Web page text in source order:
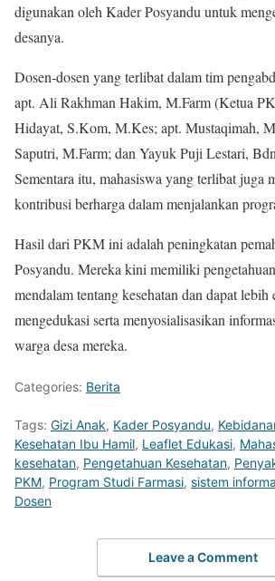
digunakan oleh Kader Posyandu untuk
desanya.
Dosen-dosen yang terlibat dalam tim
apt. Ali Rakhman Hakim, M.Farm (Ketua
Hidayat, S.Kom, M.Kes; apt. Mustaqimah,
Saputri, M.Farm; dan Yayuk Puji Lestari,
Sementara itu, mahasiswa yang terlibat juga
kontribusi berharga dalam menjalankan
Hasil dari PKM ini adalah peningkatan
Posyandu. Mereka kini memiliki
mendalam tentang kesehatan dan dapat
mengedukasi serta menyosialisasikan
warga desa mereka.
Categories: Berita
Tags: Gizi Anak, Kader Posyandu,
Kesehatan Ibu Hamil, Leaflet Edukasi,
kesehatan, Pengetahuan Kesehatan,
PKM, Program Studi Farmasi, sistem
Dosen
Leave a Comment